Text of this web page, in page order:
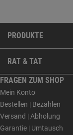
PRODUKTE
RAT & TAT
FRAGEN ZUM SHOP
Mein Konto
Bestellen | Bezahlen
Versand | Abholung
Garantie | Umtausch